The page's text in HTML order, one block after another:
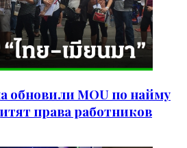
обновили MOU по найму
права работников